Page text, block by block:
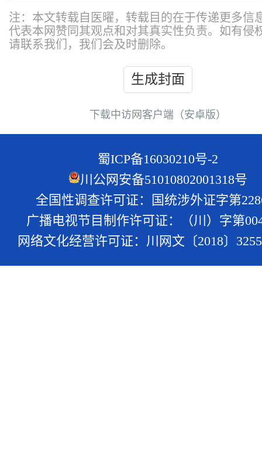
注：本文转载自医曜，转载目的在于传递更多信
代表本网赞同其观点和对其真实性负责。如有侵
请联系我们，我们会及时删除。
生成封面
下载中访网客户端（安卓版）
蜀ICP备16030210号-2
川公网安备51010802001318号
全国性调查许可证：国统涉外证字第
广播电视节目制作许可证：（川）字第
网络文化经营许可证：川网文〔2018〕